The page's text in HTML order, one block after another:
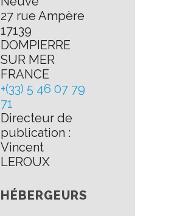
27 rue Ampère
17139
DOMPIERRE
SUR MER
FRANCE
+(33) 5 46 07 79
71
Directeur de
publication :
Vincent
LEROUX
HÉBERGEURS